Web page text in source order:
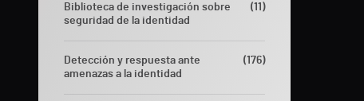
Biblioteca de investigación sobre
seguridad de la identidad
(11)
Detección y respuesta ante
amenazas a la identidad
(176)